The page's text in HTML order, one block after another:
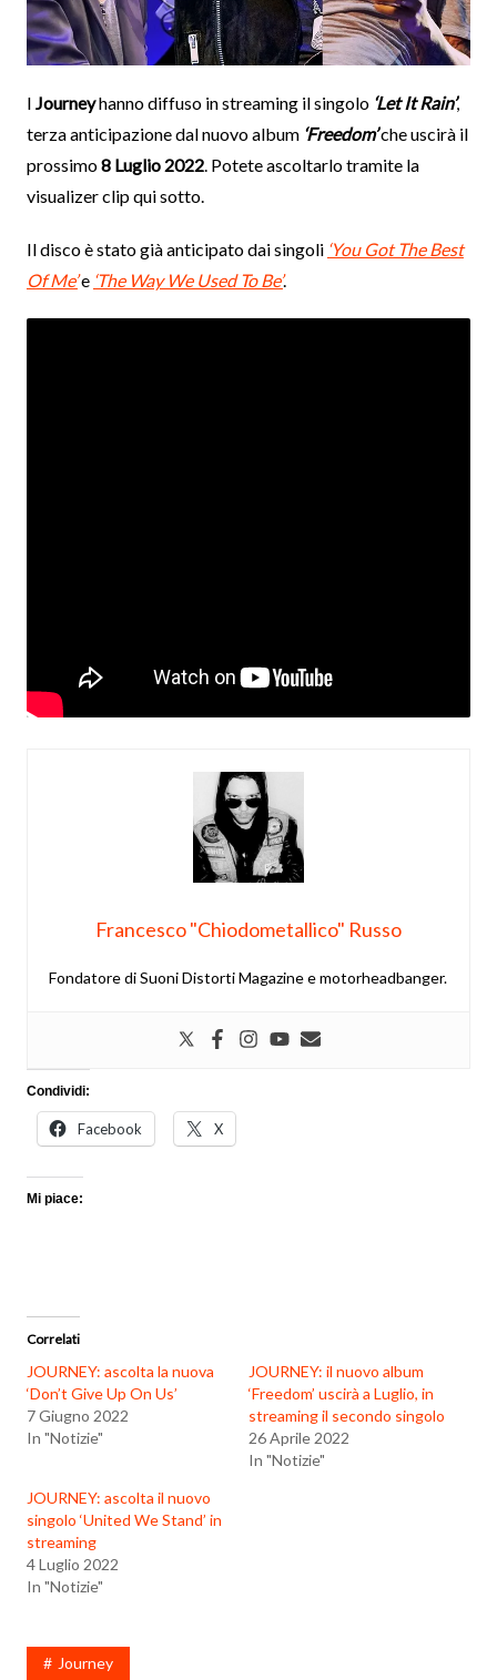
I Journeyhanno diffuso in streaming il singolo ‘Let It Rain’,
terza anticipazione dal nuovo album ‘Freedom’che uscirà il
prossimo8 Luglio 2022. Potete ascoltarlo tramite la
visualizer clip qui sotto.
Il disco è stato già anticipato dai singoli ‘You Got The Best
Of Me’e ‘The Way We Used To Be’.
Francesco "Chiodometallico" Russo
Fondatore di Suoni Distorti Magazine e motorheadbanger.
Condividi:
Facebook X
Mi piace:
Correlati
JOURNEY: ascolta la nuova
‘Don’t Give Up On Us’
7 Giugno 2022
In "Notizie"
JOURNEY: il nuovo album
‘Freedom’ uscirà a Luglio, in
streaming il secondo singolo
26 Aprile 2022
In "Notizie"
JOURNEY: ascolta il nuovo
singolo ‘United We Stand’ in
streaming
4 Luglio 2022
In "Notizie"
Journey